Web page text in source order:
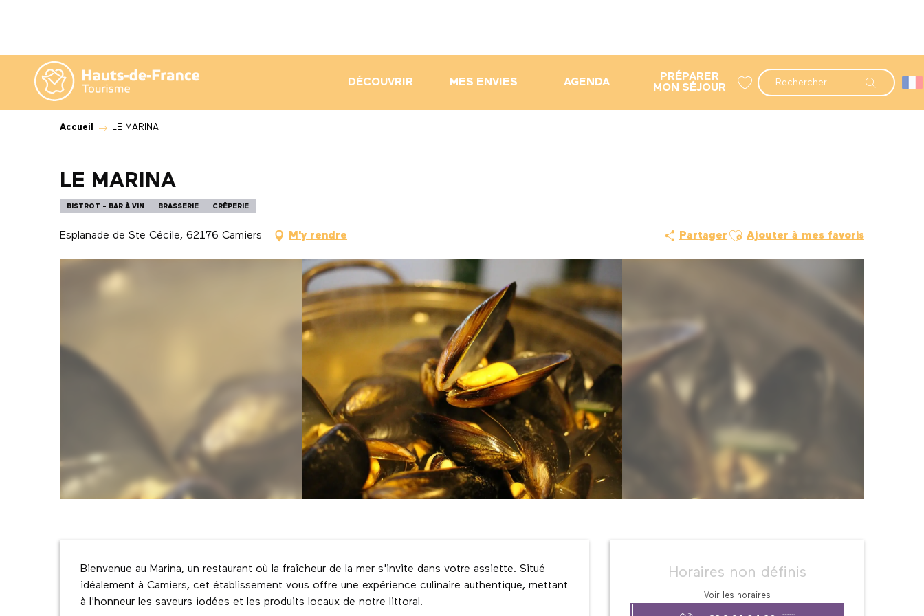
contenu
principal
Recherche
DÉCOUVRIR MES ENVIES AGENDA
PRÉPARER
MON SÉJOUR
Accueil LE MARINA
LE MARINA
BISTROT - BAR À VIN BRASSERIE CRÊPERIE
Esplanade de Ste Cécile, 62176 Camiers M'y rendre Partager Ajouter aux favoris
Ajouter à mes favoris
Ouverture et
Horaires non définis
Voir les horaires
Description
Bienvenue au Marina, un restaurant où la fraîcheur de la mer s'invite dans votre assiette. Situé
idéalement à Camiers, cet établissement vous offre une expérience culinaire authentique, mettant
à l'honneur les saveurs iodées et les produits locaux de notre littoral.